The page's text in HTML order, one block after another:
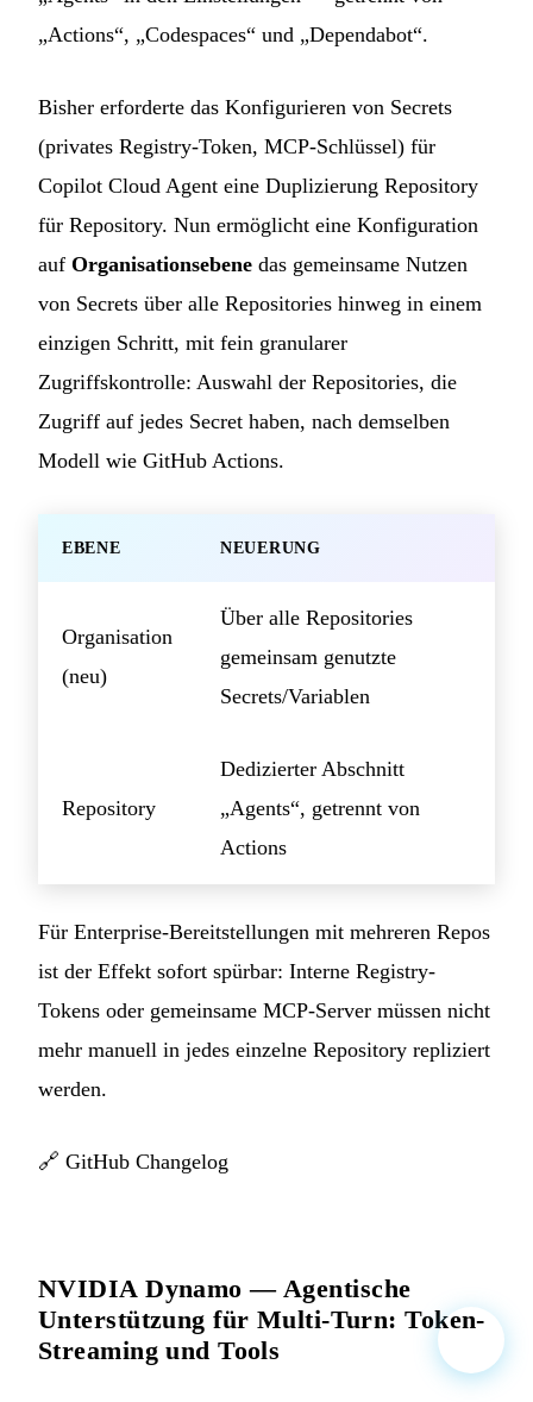
„Actions“, „Codespaces“ und „Dependabot“.
Bisher erforderte das Konfigurieren von Secrets
(privates Registry-Token, MCP-Schlüssel) für
Copilot Cloud Agent eine Duplizierung Repository
für Repository. Nun ermöglicht eine Konfiguration
auf Organisationsebene das gemeinsame Nutzen
von Secrets über alle Repositories hinweg in einem
einzigen Schritt, mit fein granularer
Zugriffskontrolle: Auswahl der Repositories, die
Zugriff auf jedes Secret haben, nach demselben
Modell wie GitHub Actions.
EBENE NEUERUNG
Organisation
(neu)
Über alle Repositories
gemeinsam genutzte
Secrets/Variablen
Repository
Dedizierter Abschnitt
„Agents“, getrennt von
Actions
Für Enterprise-Bereitstellungen mit mehreren Repos
ist der Effekt sofort spürbar: Interne Registry-
Tokens oder gemeinsame MCP-Server müssen nicht
mehr manuell in jedes einzelne Repository repliziert
werden.
🔗 GitHub Changelog
NVIDIA Dynamo — Agentische
Unterstützung für Multi-Turn: Token-
Streaming und Tools